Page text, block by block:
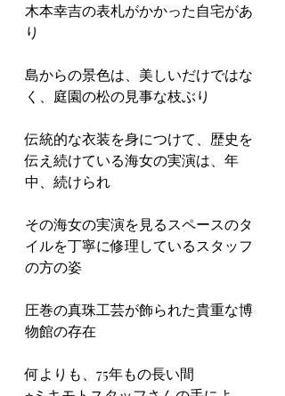
木本幸吉の表札がかかった自宅があ
り
島からの景色は、美しいだけではな
く、庭園の松の見事な枝ぶり
伝統的な衣装を身につけて、歴史を
伝え続けている海女の実演は、年
中、続けられ
その海女の実演を見るスペースのタ
イルを丁寧に修理しているスタッフ
の方の姿
圧巻の真珠工芸が飾られた貴重な博
物館の存在
何よりも、75年もの長い間